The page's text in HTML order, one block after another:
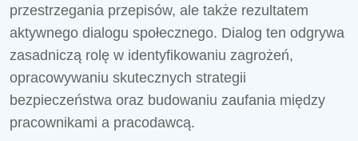
przestrzegania przepisów, ale także rezultatem
aktywnego dialogu społecznego. Dialog ten odgrywa
zasadniczą rolę w identyfikowaniu zagrożeń,
opracowywaniu skutecznych strategii
bezpieczeństwa oraz budowaniu zaufania między
pracownikami a pracodawcą.